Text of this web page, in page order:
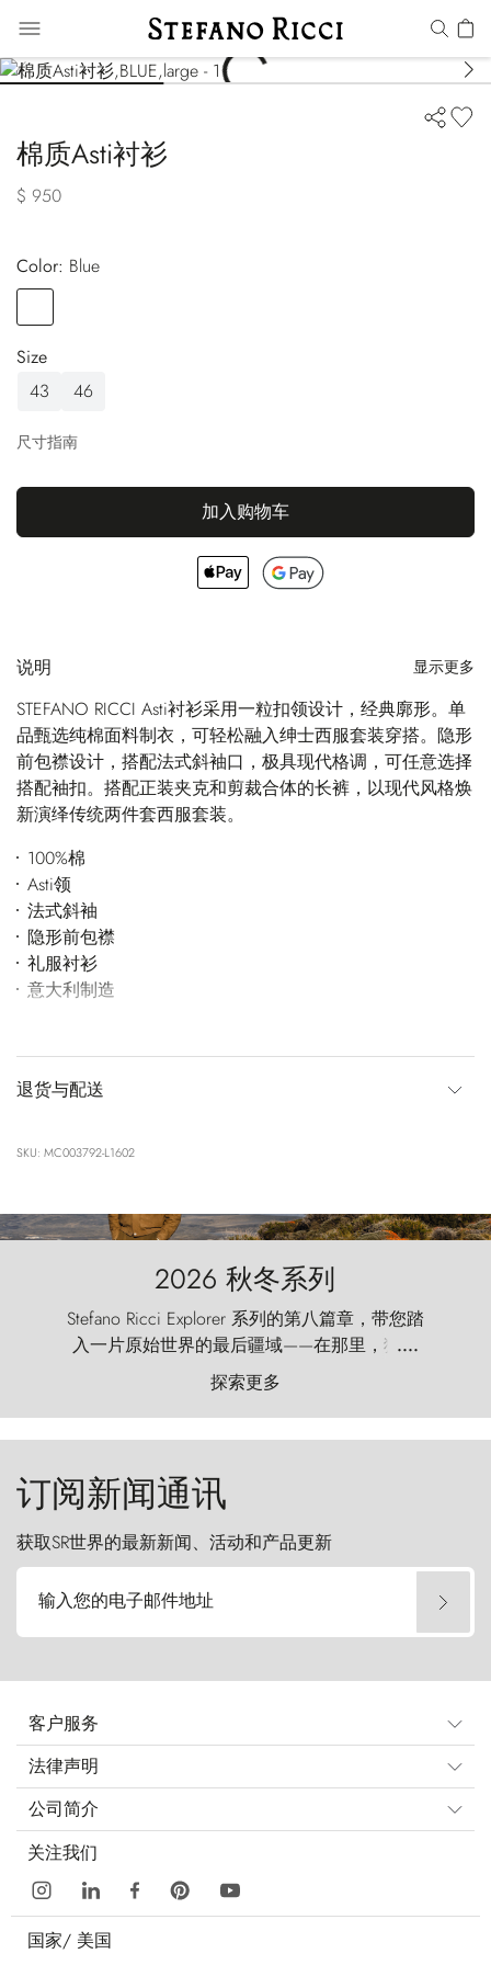
棉质Asti衬衫
$ 950
Color:
blue
Size
43
46
尺寸指南
加入购物车
说明 显示更多
STEFANO RICCI Asti衬衫采用一粒扣领设计，经典廓形。单
品甄选纯棉面料制衣，可轻松融入绅士西服套装穿搭。隐形
前包襟设计，搭配法式斜袖口，极具现代格调，可任意选择
搭配袖扣。搭配正装夹克和剪裁合体的长裤，以现代风格焕
新演绎传统两件套西服套装。
100%棉
Asti领
法式斜袖
隐形前包襟
礼服衬衫
意大利制造
退货与配送
SKU: MC003792-L1602
2026 秋冬系列
Stefano Ricci Explorer 系列的第八篇章，带您踏
入一片原始世界的最后疆域——在那里，狂风
以远古的怒号雕琢着自然，而百内塔（Torres
del Paine）则宛如石砌的哨兵，傲然向苍穹发
起挑战。
....
探索更多
订阅新闻通讯
获取SR世界的最新新闻、活动和产品更新
输入您的电子邮件地址
客户服务
法律声明
公司简介
关注我们
国家/ 美国